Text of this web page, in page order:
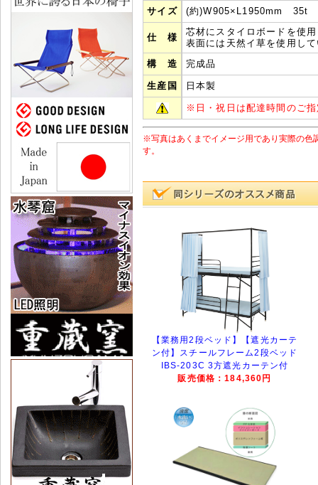
サイズ (約)W905×L1950mm 35t
仕 様
芯材にスタイロボードを使
表面には天然イ草を使用し
構 造
完成品
生産国 日本製
※ 日・祝日は配達時間のご
※写真はあくまでイメージ用であり実際の色
す。
【業務用2段ベッド】【遮光カーテ
ン付】スチールフレーム2段ベッド
IBS-203C 3方遮光カーテン付
販売価格：184,360円